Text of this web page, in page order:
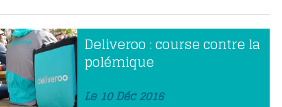
Deliveroo : course contre la
polémique
Le 10 Déc 2016